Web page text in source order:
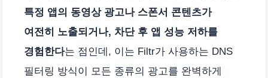
특정 앱의 동영상 광고나 스폰서 콘텐츠가
여전히 노출되거나, 차단 후 앱 성능 저하를
경험한다는 점인데, 이는 Filtr가 사용하는 DNS
필터링 방식이 모든 종류의 광고를 완벽하게